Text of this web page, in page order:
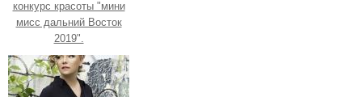
конкурс красоты "мини
мисс дальний Восток
2019".